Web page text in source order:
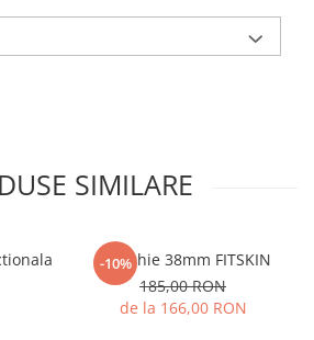
SIMILARE
-10%
Franghie 38mm FITSKIN
185,00 RON
de la 166,00 RON